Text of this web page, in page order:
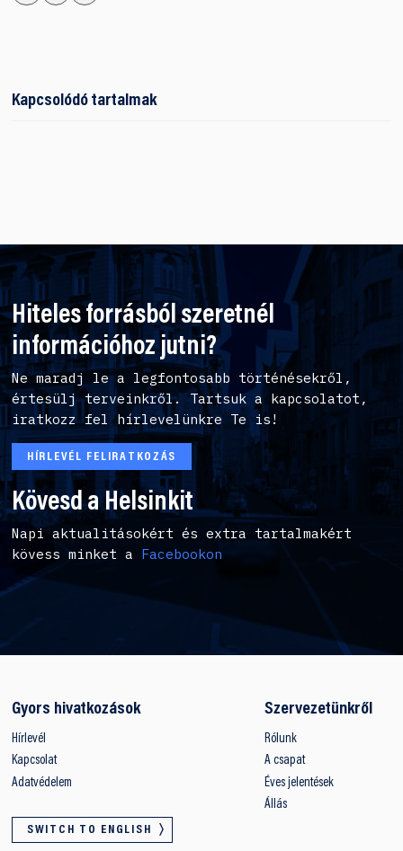
Kapcsolódó tartalmak
Hiteles forrásból szeretnél
információhoz jutni?
Ne maradj le a legfontosabb történésekről,
értesülj terveinkről. Tartsuk a kapcsolatot,
iratkozz fel hírlevelünkre Te is!
HÍRLEVÉL FELIRATKOZÁS
Kövesd a Helsinkit
Napi aktualitásokért és extra tartalmakért
kövess minket a Facebookon
Gyors hivatkozások
Hírlevél
Kapcsolat
Adatvédelem
SWITCH TO ENGLISH
Szervezetünkről
Rólunk
A csapat
Éves jelentések
Állás